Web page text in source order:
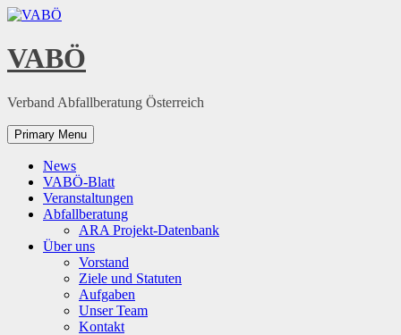
Skip
content
VABÖ
Verband Abfallberatung Österreich
Primary Menu
News
VABÖ-Blatt
Veranstaltungen
Abfallberatung
ARA Projekt-Datenbank
Über uns
Vorstand
Ziele und Statuten
Aufgaben
Unser Team
Kontakt